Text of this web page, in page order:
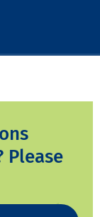
Please